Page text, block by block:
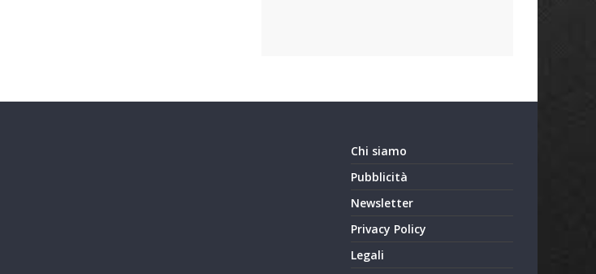
Chi siamo
Pubblicità
Newsletter
Privacy Policy
Legali